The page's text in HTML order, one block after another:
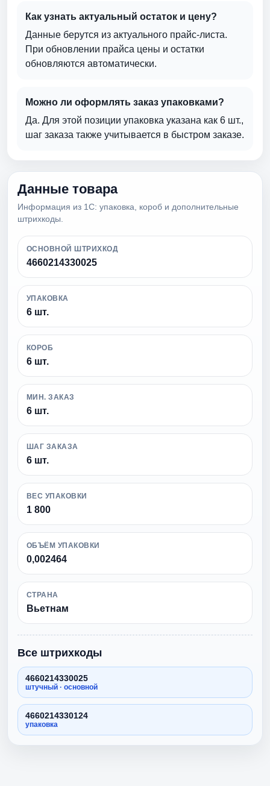
Как узнать актуальный остаток и цену?
Данные берутся из актуального прайс-листа.
При обновлении прайса цены и остатки
обновляются автоматически.
Можно ли оформлять заказ упаковками?
Да. Для этой позиции упаковка указана как 6 шт.,
шаг заказа также учитывается в быстром заказе.
Данные товара
Информация из 1С: упаковка, короб и дополнительные
штрихкоды.
ОСНОВНОЙ ШТРИХКОД
4660214330025
УПАКОВКА
6 шт.
КОРОБ
6 шт.
МИН. ЗАКАЗ
6 шт.
ШАГ ЗАКАЗА
6 шт.
ВЕС УПАКОВКИ
1 800
ОБЪЁМ УПАКОВКИ
0,002464
СТРАНА
Вьетнам
Все штрихкоды
4660214330025
штучный · основной
4660214330124
упаковка